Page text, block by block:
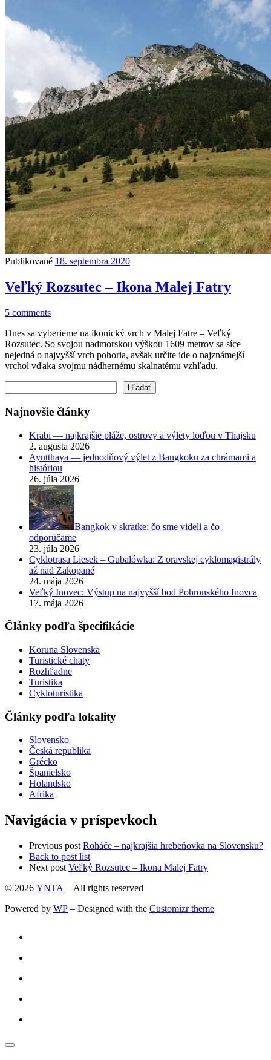
Publikované 18. septembra 2020
Veľký Rozsutec – Ikona Malej Fatry
5 comments
Dnes sa vyberieme na ikonický vrch v Malej Fatre – Veľký
Rozsutec. So svojou nadmorskou výškou 1609 metrov sa síce
nejedná o najvyšší vrch pohoria, avšak určite ide o najznámejší
vrchol vďaka svojmu nádhernému skalnatému vzhľadu.
Hľadať
Najnovšie články
Krabi — najkrajšie pláže, ostrovy a výlety loďou v Thajsku
2. augusta 2026
Ayutthaya — jednodňový výlet z Bangkoku za chrámami a
históriou
26. júla 2026
Bangkok v skratke: čo sme videli a čo
odporúčame
23. júla 2026
Cyklotrasa Liesek – Gubalówka: Z oravskej cyklomagistrály
až nad Zakopané
24. mája 2026
Veľký Inovec: Výstup na najvyšší bod Pohronského Inovca
17. mája 2026
Články podľa špecifikácie
Koruna Slovenska
Turistické chaty
Rozhľadne
Turistika
Cykloturistika
Články podľa lokality
Slovensko
Česká republika
Grécko
Španielsko
Holandsko
Afrika
Navigácia v príspevkoch
Previous post Roháče – najkrajšia hrebeňovka na Slovensku?
Back to post list
Next post Veľký Rozsutec – Ikona Malej Fatry
© 2026 YNTA – All rights reserved
Powered by WP – Designed with the Customizr theme